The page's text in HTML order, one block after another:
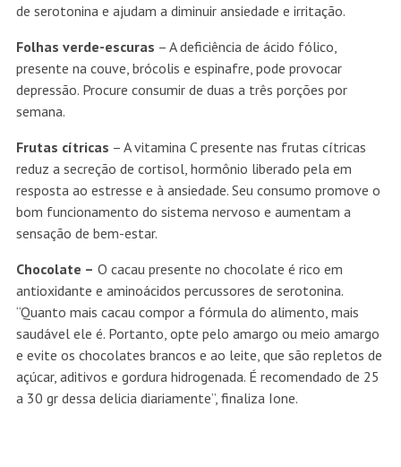
de serotonina e ajudam a diminuir ansiedade e irritação.
Folhas verde-escuras – A deficiência de ácido fólico,
presente na couve, brócolis e espinafre, pode provocar
depressão. Procure consumir de duas a três porções por
semana.
Frutas cítricas – A vitamina C presente nas frutas cítricas
reduz a secreção de cortisol, hormônio liberado pela em
resposta ao estresse e à ansiedade. Seu consumo promove o
bom funcionamento do sistema nervoso e aumentam a
sensação de bem-estar.
Chocolate – O cacau presente no chocolate é rico em
antioxidante e aminoácidos percussores de serotonina.
“Quanto mais cacau compor a fórmula do alimento, mais
saudável ele é. Portanto, opte pelo amargo ou meio amargo
e evite os chocolates brancos e ao leite, que são repletos de
açúcar, aditivos e gordura hidrogenada. É recomendado de 25
a 30 gr dessa delicia diariamente”, finaliza Ione.